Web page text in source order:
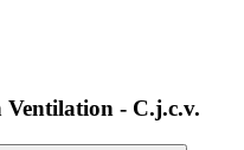
Ventilation - C.j.c.v.